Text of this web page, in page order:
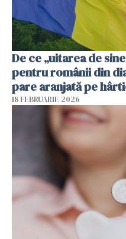
De ce „uitarea de
pentru românii din
pare aranjată pe
18 FEBRUARIE 2026